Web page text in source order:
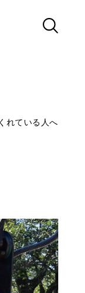
れている人へ